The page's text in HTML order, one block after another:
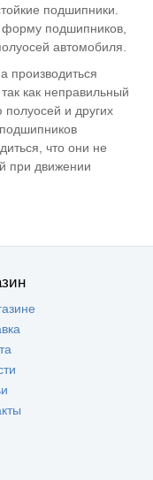
подшипники.
форму подшипников,
автомобиля.
производиться
как неправильный
и других
что они не
при движении